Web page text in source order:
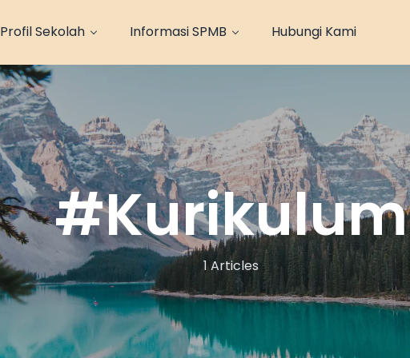
Profil Sekolah Informasi SPMB Hubungi Kami
#Kurikulum
1 Articles